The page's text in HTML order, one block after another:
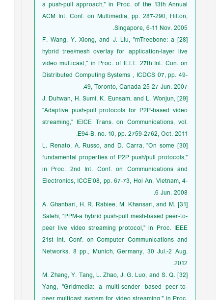
a push-pull approach," in Proc. of the 13th Annual
ACM Int. Conf. on Multimedia, pp. 287-290, Hilton,
Singapore, 6-11 Nov. 2005.
[28] F. Wang, Y. Xiong, and J. Liu, "mTreebone: a
hybrid tree/mesh overlay for application-layer live
video multicast," in Proc. of IEEE 27th Int. Con. on
Distributed Computing Systems , ICDCS 07, pp. 49-
49, Toronto, Canada 25-27 Jun. 2007.
[29] J. Duhwan, H. Sumi, K. Eunsam, and L. Wonjun,
"Adaptive push-pull protocols for P2P-based video
streaming," IEICE Trans. on Communications, vol.
E94-B, no. 10, pp. 2759-2762, Oct. 2011.
[30] L. Renato, A. Russo, and D. Carra, "On some
fundamental properties of P2P push/pull protocols,"
in Proc. 2nd Int. Conf. on Communications and
Electronics, ICCE’08, pp. 67-73, Hoi An, Vietnam, 4-
6 Jun. 2008.
[31] A. Ghanbari, H. R. Rabiee, M. Khansari, and M.
Salehi, "PPM-a hybrid push-pull mesh-based peer-to-
peer live video streaming protocol," in Proc. IEEE
21st Int. Conf. on Computer Communications and
Networks, 8 pp., Munich, Germany, 30 Jul.-2 Aug.
2012.
[32] M. Zhang, Y. Tang, L. Zhao, J. G. Luo, and S. Q.
Yang, "Gridmedia: a multi-sender based peer-to-